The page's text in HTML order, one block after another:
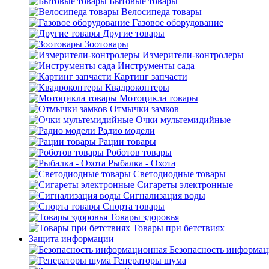
Велосипеда товары
Газовое оборудование
Другие товары
Зоотовары
Измерители-контролеры
Инструменты сада
Картинг запчасти
Квадрокоптеры
Мотоцикла товары
Отмычки замков
Очки мультемидийные
Радио модели
Рации товары
Роботов товары
Рыбалка - Охота
Светодиодные товары
Сигареты электронные
Сигнализация воды
Спорта товары
Товары здоровья
Товары при бетствиях
Защита информации
Безопасность
Генераторы шума